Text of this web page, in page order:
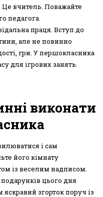
вчитель. Поважайте
педагога.
праця. Вступ до
але не повинно
гри. У першокласника
для ігрових занять.
виконати
і сам
його кімнату
із веселим надписом.
цього дня
згорток поруч із